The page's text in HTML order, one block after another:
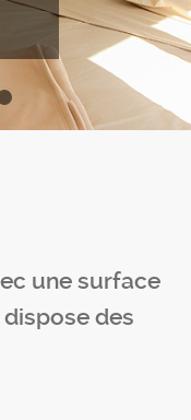
une surface
dispose des